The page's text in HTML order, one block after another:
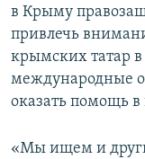
в Крыму
привлечь
крымских татар
международные
оказать помощь в
«Мы ищем и